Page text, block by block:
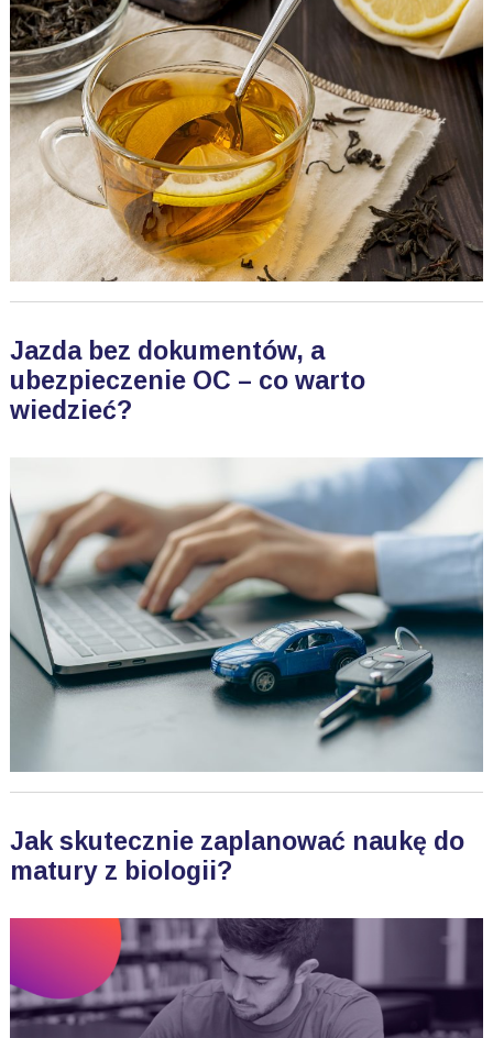
Jazda bez dokumentów, a
ubezpieczenie OC – co warto
wiedzieć?
Jak skutecznie zaplanować naukę do
matury z biologii?